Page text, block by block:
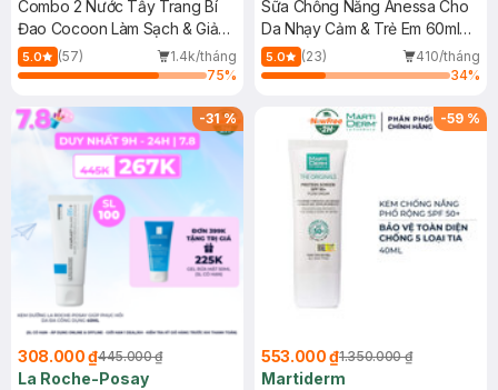
Combo 2 Nước Tẩy Trang Bí
Đao Cocoon Làm Sạch & Giảm
Dầu 500ml
5.0 (57)
1.4k/tháng
75%
Sữa Chống Nắng Anessa Cho
Da Nhạy Cảm & Trẻ Em 60ml
(Mới)
5.0 (23)
410/tháng
34%
-31%
308.000 ₫445.000 ₫
La Roche-Posay
-59 %
553.000 ₫1.350.000 ₫
Martiderm